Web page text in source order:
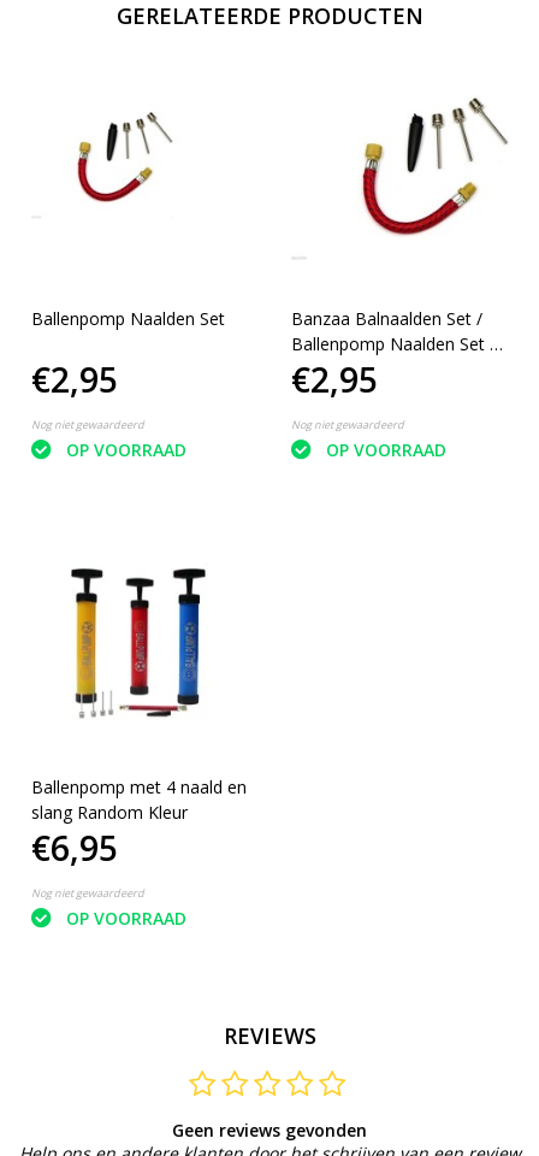
GERELATEERDE PRODUCTEN
Ballenpomp Naalden Set
€2,95
Nog niet gewaardeerd
OP VOORRAAD
Banzaa Balnaalden Set /
Ballenpomp Naalden Set -
3 naalden - opzetstuk -
flexibele slang
€2,95
Nog niet gewaardeerd
OP VOORRAAD
Ballenpomp met 4 naald en
slang Random Kleur
€6,95
Nog niet gewaardeerd
OP VOORRAAD
REVIEWS
Geen reviews gevonden